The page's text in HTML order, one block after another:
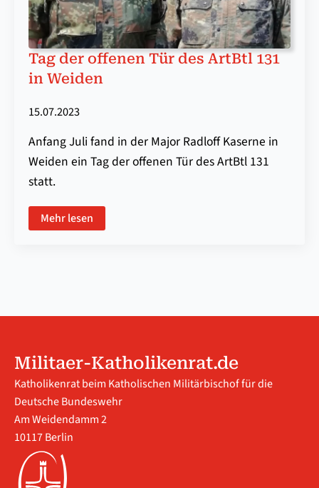
Tag der of­fen­en Tür des ArtBtl 131
in Wei­den
15.07.2023
Anfang Juli fand in der Major Radloff Kaserne in
Weiden ein Tag der offenen Tür des ArtBtl 131
statt.
Mehr lesen
Militaer-Katholikenrat.de
Katholikenrat beim Katholischen Militärbischof für die
Deutsche Bundeswehr
Am Weidendamm 2
10117 Berlin